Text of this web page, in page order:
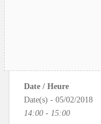
Date / Heure
Date(s) - 05/02/2018
14:00 - 15:00